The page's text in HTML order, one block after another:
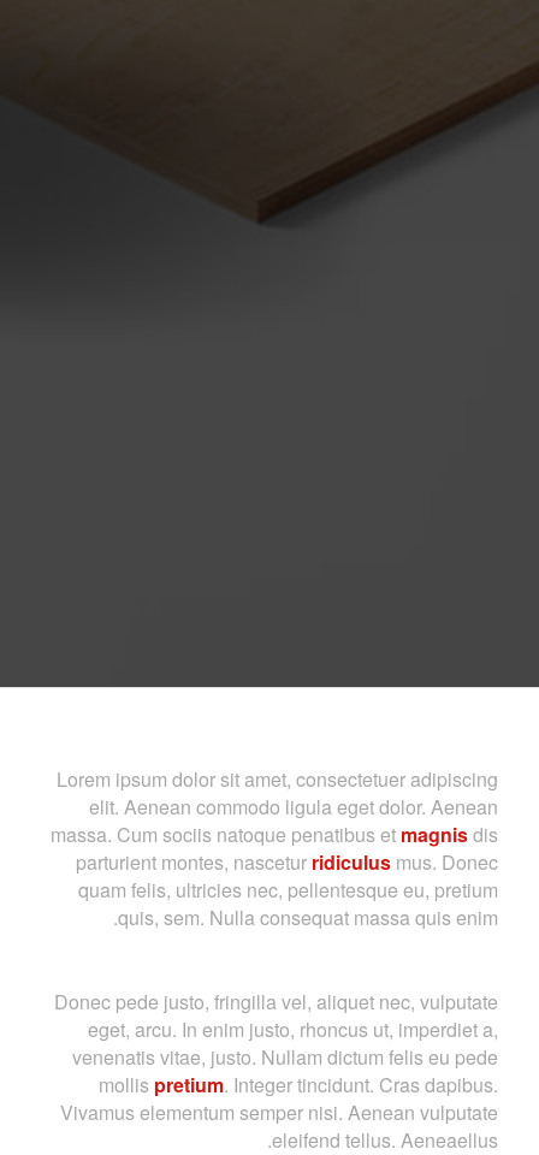
Lorem ipsum dolor sit amet, consectetuer adipiscing
elit. Aenean commodo ligula eget dolor. Aenean
massa. Cum sociis natoque penatibus et magnisdis
parturient montes, nascetur ridiculus mus. Donec
quam felis, ultricies nec, pellentesque eu, pretium
quis, sem. Nulla consequat massa quis enim.
Donec pede justo, fringilla vel, aliquet nec, vulputate
eget, arcu. In enim justo, rhoncus ut, imperdiet a,
venenatis vitae, justo. Nullam dictum felis eu pede
mollis pretium. Integer tincidunt. Cras dapibus.
Vivamus elementum semper nisi. Aenean vulputate
eleifend tellus. Aeneaellus.